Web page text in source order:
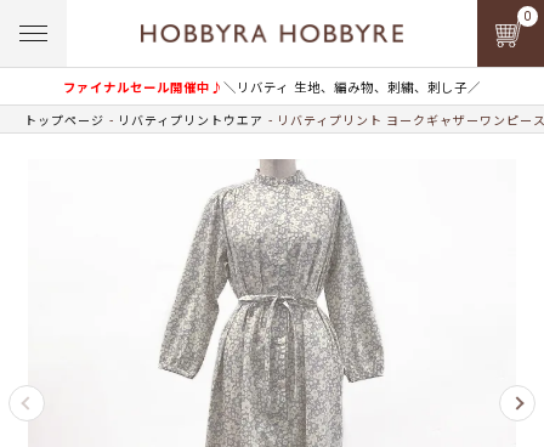
ファイナルセール開催中♪＼リバティ 生地、編み物、刺繍、刺し子／
0
トップページ リバティプリントウエア リバティプリント ヨークギャザーワンピー